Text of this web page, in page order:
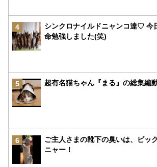
4
シンクロナイルドニャンコ達♡ 今
命勉強しました(笑)
5 超有名猫ちゃん『まる』の総集編
6
ご主人さまの靴下の臭いは、ビッ
ニャー！